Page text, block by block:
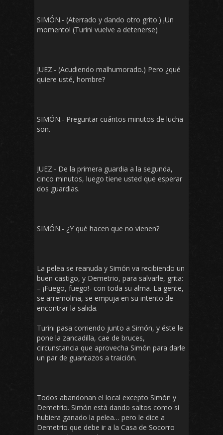
SIMÓN.- (Aterrado y dando otro grito.) ¡Un
momento! (Turini vuelve a detenerse)
JUEZ.- (Acudiendo malhumorado.) Pero ¿qué
quiere usté, hombre?
SIMÓN.- Preguntar cuántos minutos de lucha
son.
JUEZ.- De la primera guardia a la segunda,
cinco minutos, luego tiene usted que esperar
dos guardias.
SIMÓN.- ¿Y qué hacen que no vienen?
La pelea se reanuda y Simón va recibiendo un
buen castigo, y Demetrio, para salvarle, grita:
– ¡Fuego, fuego!- con toda su alma. La gente,
se arremolina, se empuja en su intento de
encontrar la salida.
Turini pasa corriendo junto a Simón, y éste le
pone la zancadilla, cae de bruces,
circunstancia que aprovecha Simón para darle
un par de guantazos a traición.
Todos abandonan el local excepto Simón y
Demetrio. Simón está dando saltos como si
hubiera ganado la pelea… pero le dice a
Demetrio que debe ir a la Casa de Socorro